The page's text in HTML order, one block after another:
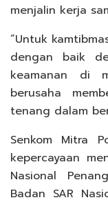
menjalin kerja
“Untuk
dengan baik
keamanan di
berusaha
tenang dalam
Senkom Mitra
kepercayaan
Nasional
Badan SAR